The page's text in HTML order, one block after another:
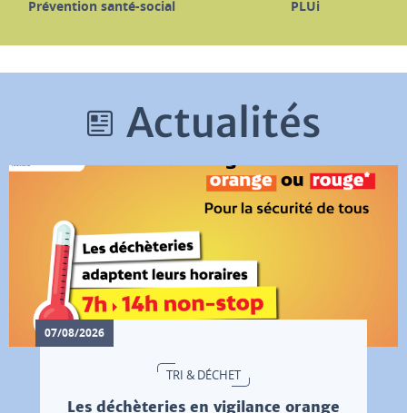
Prévention santé-social PLUi
Actualités
07/08/2026
TRI & DÉCHET
Les déchèteries en vigilance orange